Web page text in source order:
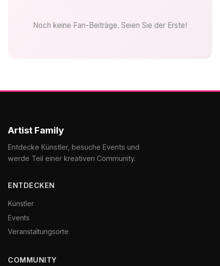
Noch keine Fan-Beiträge. Seien Sie der Erste!
Artist Family
Entdecke Künstler, besuche Events und
werde Teil einer kreativen Community.
ENTDECKEN
Künstler
Events
Veranstaltungsorte
COMMUNITY